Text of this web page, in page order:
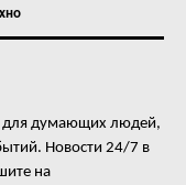
для думающих людей,
Новости 24/7 в
на